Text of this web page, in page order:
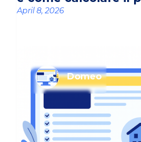
April 8, 2026
Domeo